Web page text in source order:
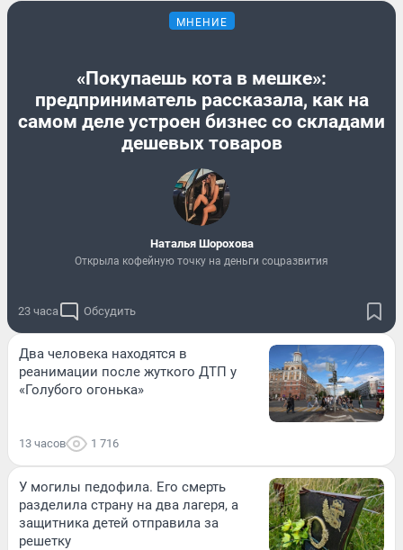
МНЕНИЕ
«Покупаешь кота в мешке»:
предприниматель рассказала, как на
самом деле устроен бизнес со складами
дешевых товаров
Наталья Шорохова
Открыла кофейную точку на деньги соцразвития
23 часа Обсудить
Два человека находятся в
реанимации после жуткого ДТП у
«Голубого огонька»
13 часов 1 716
У могилы педофила. Его смерть
разделила страну на два лагеря, а
защитника детей отправила за
решетку